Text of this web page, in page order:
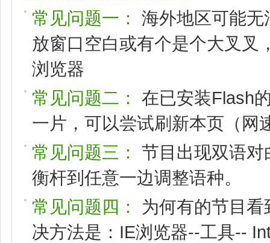
常见问题一：
海外地区可能
放窗口空白或有个是个大叉叉
浏览器
常见问题二：
在已安装Flash
一片，可以尝试刷新本页（网
常见问题三：
节目出现双语
衡杆到任意一边调整语种。
常见问题四：
为何有的节目
决方法是：IE浏览器--工具--